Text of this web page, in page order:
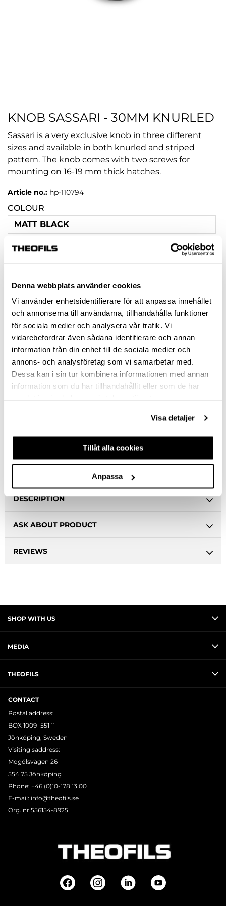
Denna webbplats använder cookies
Vi använder enhetsidentifierare för att anpassa innehållet
och annonserna till användarna, tillhandahålla funktioner
för sociala medier och analysera vår trafik. Vi
vidarebefordrar även sådana identifierare och annan
information från din enhet till de sociala medier och
annons- och analysföretag som vi samarbetar med.
Dessa kan i sin tur kombinera informationen med annan
information som du har tillhandahållit eller som de har
Visa detaljer
Tillåt alla cookies
Anpassa
KNOB SASSARI - 30MM KNURLED
Sassari is a very exclusive knob in three different
sizes and available in both knurled and striped
pattern. The knob comes with two screws for
mounting on 16-19 mm thick hatches.
Article no.: hp-110794
COLOUR
MATT BLACK
STAINLESS STEEL-LOOK
MATT WHITE
CHROME
ALUMINIUM-LOOK
HEIGHT (MM)
30
SCREW INCLUDED
DESCRIPTION
ASK ABOUT PRODUCT
REVIEWS
SHOP WITH US
MEDIA
THEOFILS
CONTACT
Postal address:
BOX 1009 551 11
Jönköping, Sweden
Visiting saddress:
Mogölsvägen 26
554 75 Jönköping
Phone: +46 (0)10-178 13 00
E-mail: info@theofils.se
Org. nr 556154-8925